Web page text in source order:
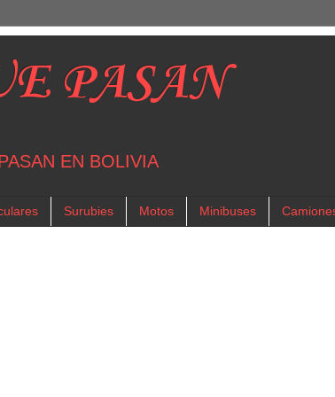
PASAN
EN BOLIVIA
Surubies Motos Minibuses